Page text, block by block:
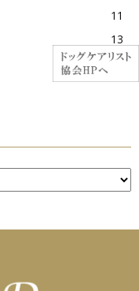
11
13
13